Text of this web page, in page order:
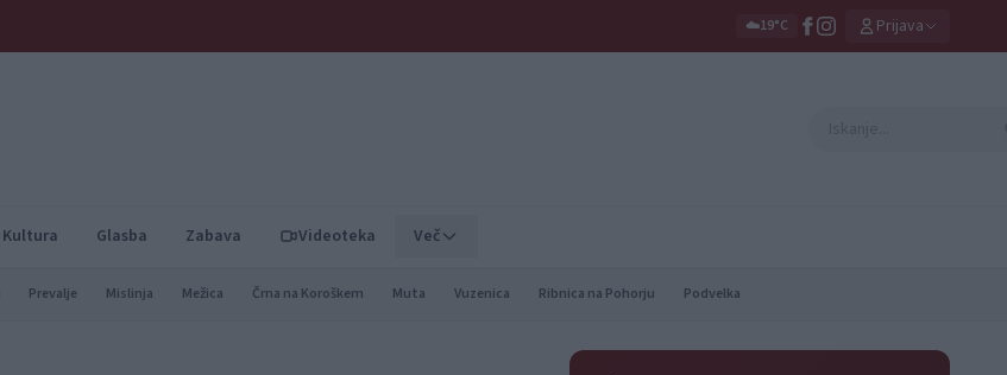
☁️19°C Prijava
Kultura Glasba Zabava Videoteka Več
Prevalje Mislinja Mežica Črna na Koroškem Muta Vuzenica Ribnica na Pohorju Podvelka